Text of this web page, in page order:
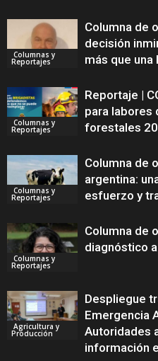
Columnas y
Reportajes
Columna de
decisión
más que una
Columnas y
Reportajes
Reportaje |
para labores
forestales
Columnas y
Reportajes
Columna de
argentina:
esfuerzo y
Columnas y
Reportajes
Columna de
diagnóstico
Agricultura y
Producción
Despliegue
Emergencia
Autoridades
información